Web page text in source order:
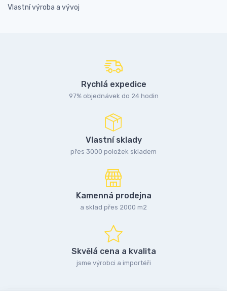
Vlastní výroba a vývoj
Rychlá expedice
97% objednávek do 24 hodin
Vlastní sklady
přes 3000 položek skladem
Kamenná prodejna
a sklad přes 2000 m2
Skvělá cena a kvalita
jsme výrobci a importéři